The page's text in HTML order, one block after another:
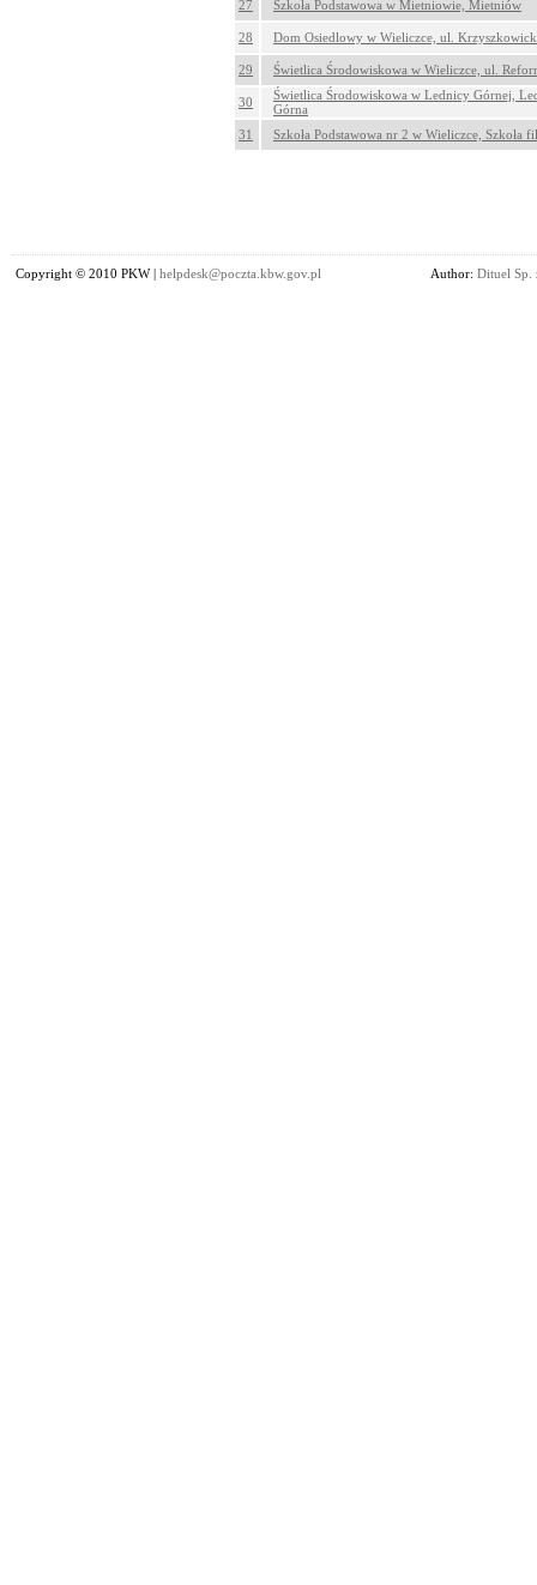
27 Szkoła Podstawowa w Mietniowie, Mietniów
28 Dom Osiedlowy w Wieliczce, ul.
29 Świetlica Środowiskowa w Wieliczce, ul.
30
Świetlica Środowiskowa w Lednicy Górnej,
Górna
31
Szkoła Podstawowa nr 2 w Wieliczce, Szkoła
Copyright © 2010 PKW | helpdesk@poczta.kbw.gov.pl Author: Dituel Sp.